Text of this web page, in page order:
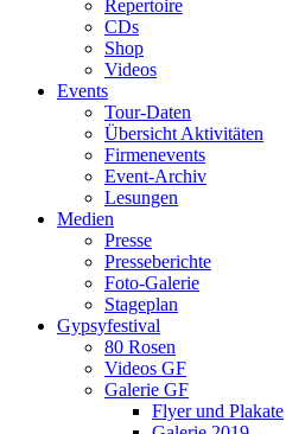
Repertoire
CDs
Shop
Videos
Events
Tour-Daten
Übersicht Aktivitäten
Firmenevents
Event-Archiv
Lesungen
Medien
Presse
Presseberichte
Foto-Galerie
Stageplan
Gypsyfestival
80 Rosen
Videos GF
Galerie GF
Flyer und Plakate